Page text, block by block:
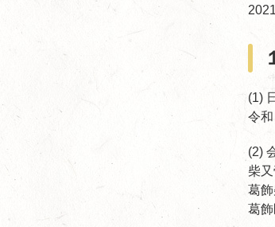
(1)
令
(2)
柴
葛
葛